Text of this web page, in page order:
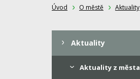
Úvod O městě Aktuality
Aktuality
Aktuality z města